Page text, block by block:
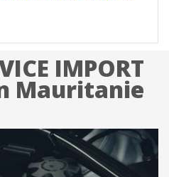
IMPORT
Mauritanie